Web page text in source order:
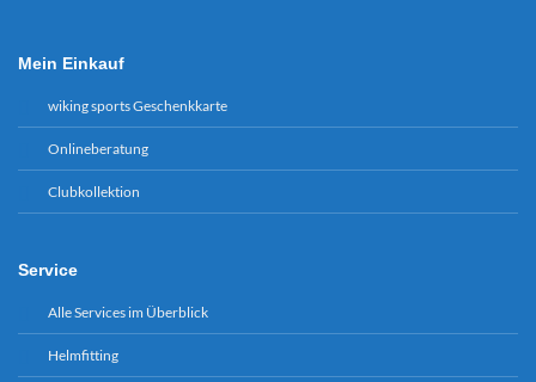
Mein Einkauf
wiking sports Geschenkkarte
Onlineberatung
Clubkollektion
Service
Alle Services im Überblick
Helmfitting